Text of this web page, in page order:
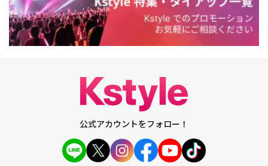
公式アカウントをフォロー！